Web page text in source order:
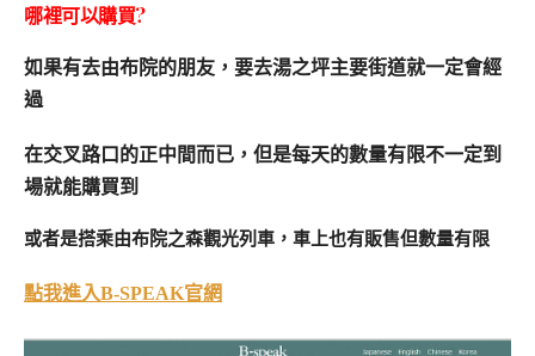
哪裡可以購買?
如果有去由布院的朋友，要去湯之坪主要街道就一定會經
過
在交叉路口的正中間而已，但是每天的數量有限不一定到
場就能購買到
或者是搭乘由布院之森觀光列車，車上也有販售但數量有限
點我進入B-SPEAK官網